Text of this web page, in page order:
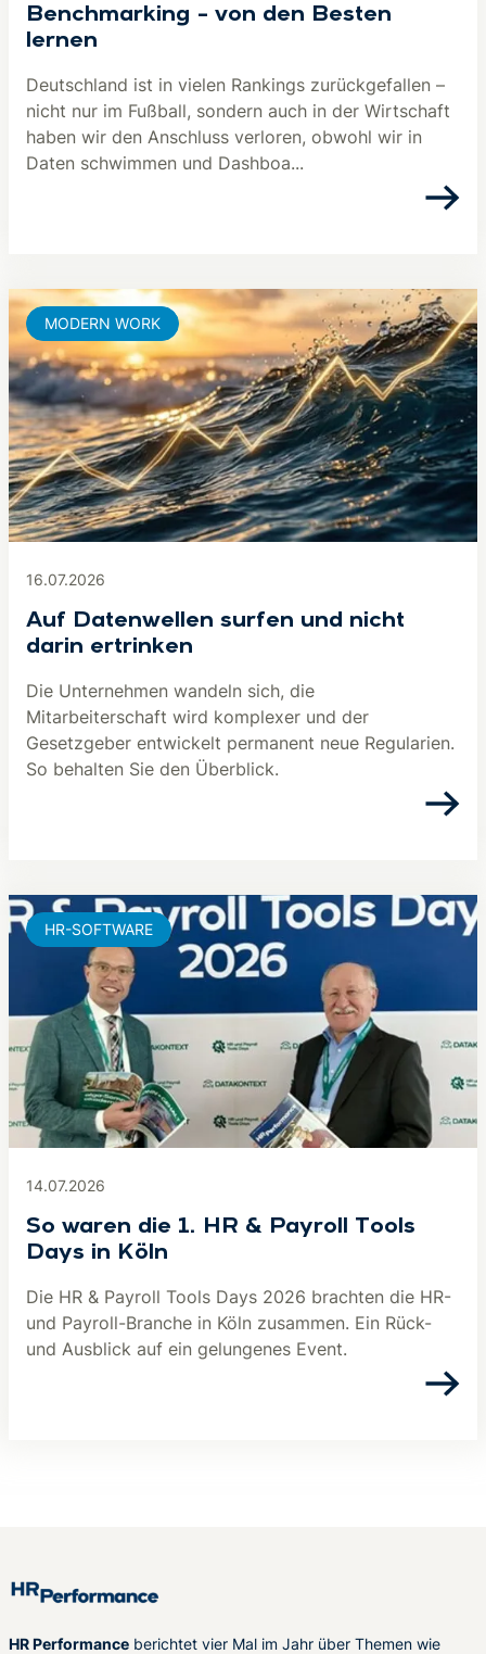
Benchmarking – von den Besten
lernen
Deutschland ist in vielen Rankings zurückgefallen –
nicht nur im Fußball, sondern auch in der Wirtschaft
haben wir den Anschluss verloren, obwohl wir in
Daten schwimmen und Dashboa...
16.07.2026
Auf Datenwellen surfen und nicht
darin ertrinken
Die Unternehmen wandeln sich, die
Mitarbeiterschaft wird komplexer und der
Gesetzgeber entwickelt permanent neue Regularien.
So behalten Sie den Überblick.
MODERN WORK
14.07.2026
So waren die 1. HR & Payroll Tools
Days in Köln
Die HR & Payroll Tools Days 2026 brachten die HR-
und Payroll-Branche in Köln zusammen. Ein Rück-
und Ausblick auf ein gelungenes Event.
HR-SOFTWARE
HR Performance berichtet vier Mal im Jahr über Themen wie